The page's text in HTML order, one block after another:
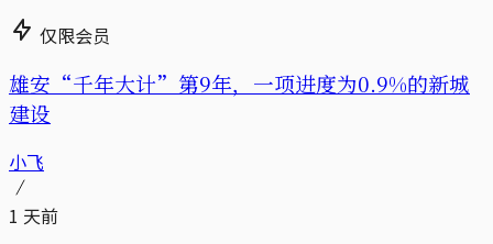
仅限会员
雄安“千年大计”第9年，一项进度为0.9%的新城
建设
小飞
1 天前